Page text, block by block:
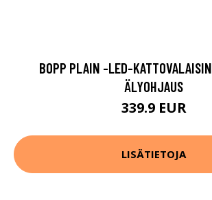
BOPP PLAIN -LED-
ÄLYOHJAUS
339.9 EUR
LISÄTIETOJA